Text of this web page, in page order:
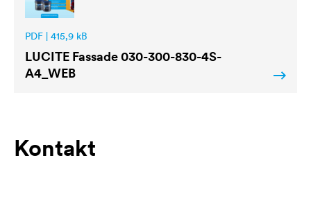
PDF | 415,9 kB
LUCITE Fassade 030-300-830-4S-
A4_WEB
Kontakt